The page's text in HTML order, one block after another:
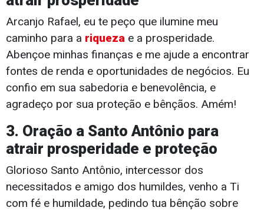
Arcanjo Rafael, eu te peço que ilumine meu
caminho para a riqueza e a prosperidade.
Abençoe minhas finanças e me ajude a encontrar
fontes de renda e oportunidades de negócios. Eu
confio em sua sabedoria e benevolência, e
agradeço por sua proteção e bênçãos. Amém!
3. Oração a Santo Antônio para
atrair prosperidade e proteção
Glorioso Santo Antônio, intercessor dos
necessitados e amigo dos humildes, venho a Ti
com fé e humildade, pedindo tua bênção sobre